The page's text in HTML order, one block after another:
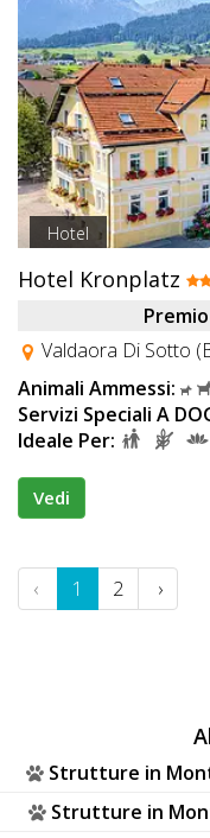
Hotel
Hotel Kronplatz
Premio
Valdaora Di Sotto
Animali Ammessi:
Servizi Speciali A
Ideale Per:
Vedi
‹ 1 2 ›
Strutture in
Strutture in